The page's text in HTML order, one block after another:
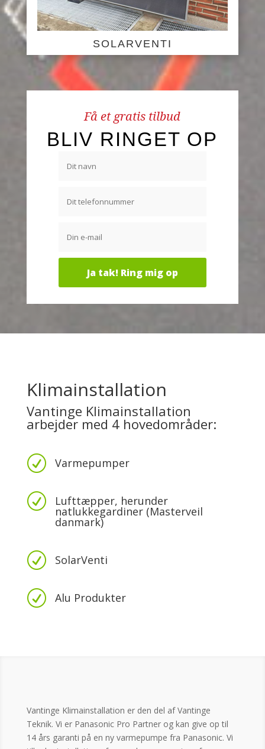
SOLARVENTI
Få et gratis tilbud
BLIV RINGET OP
Klimainstallation
Vantinge Klimainstallation
arbejder med 4 hovedområder:
R Varmepumper
R Lufttæpper, herunder
natlukkegardiner (Masterveil
danmark)
R SolarVenti
R Alu Produkter
Vantinge Klimainstallation er den del af Vantinge
Teknik. Vi er Panasonic Pro Partner og kan give op til
14 års garanti på en ny varmepumpe fra Panasonic. Vi